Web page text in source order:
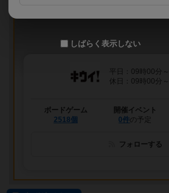
平日：09時00分
休日：09時00分
ボードゲーム
2518個
開催イベント
0件の予定
フォローする
しばらく表示しない